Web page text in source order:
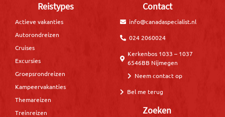
Reistypes
Actieve vakanties
Autorondreizen
Cruises
Excursies
Groepsrondreizen
Kampeervakanties
Themareizen
Treinreizen
Contact
info@canadaspecialist.nl
024 2060024
Kerkenbos 1033 – 1037
6546BB Nijmegen
Neem contact op
Bel me terug
Zoeken